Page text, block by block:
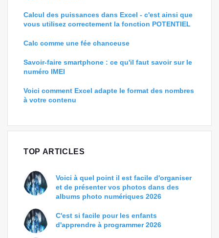
Calcul des puissances dans Excel - c'est ainsi que
vous utilisez correctement la fonction POTENTIEL
Calc comme une fée chanceuse
Savoir-faire smartphone : ce qu'il faut savoir sur le
numéro IMEI
Voici comment Excel adapte le format des nombres
à votre contenu
TOP ARTICLES
Voici à quel point il est facile d'organiser
et de présenter vos photos dans des
albums photo numériques 2026
C'est si facile pour les enfants
d'apprendre à programmer 2026